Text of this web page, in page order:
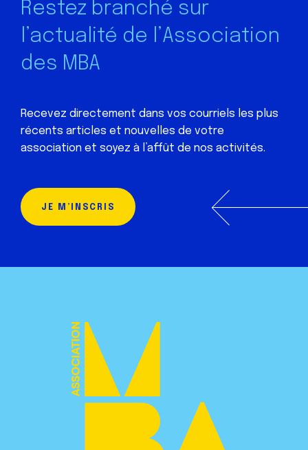
Restez branché sur
l’actualité de l’Association
des MBA
Recevez directement dans vos courriels les plus
récents articles et nouvelles de votre
association et soyez à l’affût de nos activités.
JE M’INSCRIS